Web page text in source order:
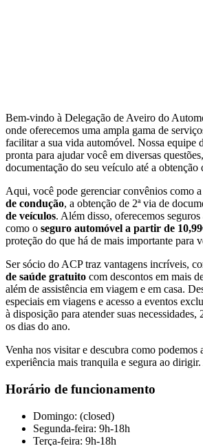
Bem-vindo à Delegação de Aveiro do
onde oferecemos uma ampla gama de
facilitar a sua vida automóvel. Nossa equipe
pronta para ajudar você em diversas
documentação do seu veículo até a obtenção
Aqui, você pode gerenciar convênios como a
de condução, a obtenção de 2ª via de
de veículos. Além disso, oferecemos
como o seguro automóvel a partir de
proteção do que há de mais importante para
Ser sócio do ACP traz vantagens incríveis,
de saúde gratuito com descontos em mais
além de assistência em viagem e em casa.
especiais em viagens e acesso a eventos
à disposição para atender suas
os dias do ano.
Venha nos visitar e descubra como podemos
experiência mais tranquila e segura ao
Horário de funcionamento
Domingo: (closed)
Segunda-feira: 9h-18h
Terça-feira: 9h-18h